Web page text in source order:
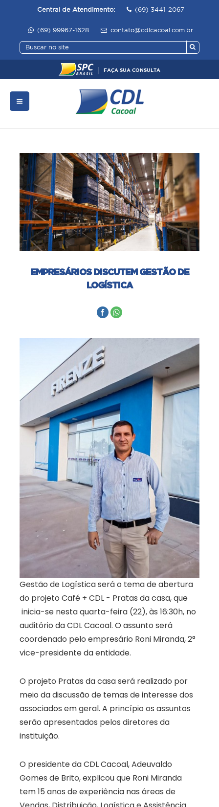
Central de Atendimento: (69) 3441-2067
(69) 99967-1628 contato@cdlcacoal.com.br
FAÇA SUA CONSULTA
EMPRESÁRIOS DISCUTEM GESTÃO DE
LOGÍSTICA
Gestão de Logística será o tema de abertura
do projeto Café + CDL - Pratas da casa, que
inicia-se nesta quarta-feira (22), às 16:30h, no
auditório da CDL Cacoal. O assunto será
coordenado pelo empresário Roni Miranda, 2°
vice-presidente da entidade.
O projeto Pratas da casa será realizado por
meio da discussão de temas de interesse dos
associados em geral. A princípio os assuntos
serão apresentados pelos diretores da
instituição.
O presidente da CDL Cacoal, Adeuvaldo
Gomes de Brito, explicou que Roni Miranda
tem 15 anos de experiência nas áreas de